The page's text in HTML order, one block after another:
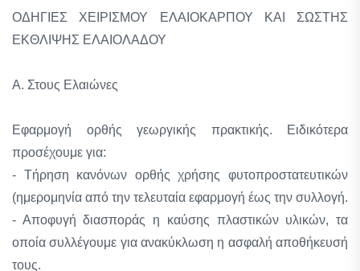
ΟΔΗΓΙΕΣ ΧΕΙΡΙΣΜΟΥ ΕΛΑΙΟΚΑΡΠΟΥ ΚΑΙ ΣΩΣΤΗΣ
ΕΚΘΛΙΨΗΣ ΕΛΑΙΟΛΑΔΟΥ
Α. Στους Ελαιώνες
Εφαρμογή ορθής γεωργικής πρακτικής. Ειδικότερα
προσέχουμε για:
- Τήρηση κανόνων ορθής χρήσης φυτοπροστατευτικών
(ημερομηνία από την τελευταία εφαρμογή έως την συλλογή.
- Αποφυγή διασποράς η καύσης πλαστικών υλικών, τα
οποία συλλέγουμε για ανακύκλωση η ασφαλή αποθήκευσή
τους.